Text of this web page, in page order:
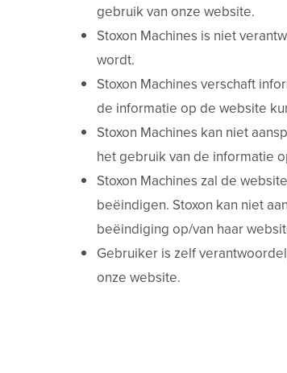
gebruik van onze website.
Stoxon Machines is niet
wordt.
Stoxon Machines verschaft
de informatie op de website
Stoxon Machines kan niet
het gebruik van de informatie
Stoxon Machines zal de
beëindigen. Stoxon kan niet
beëindiging op/van haar
Gebruiker is zelf
onze website.